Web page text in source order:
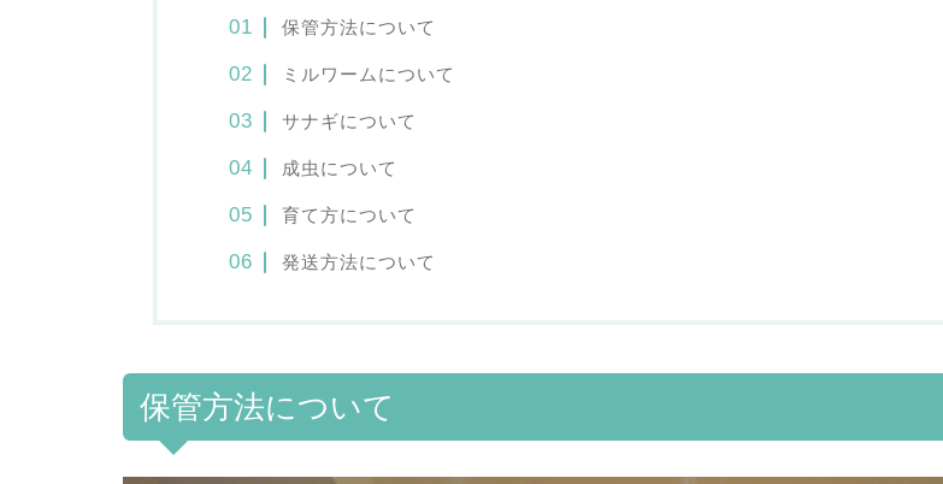
保管方法について
ミルワームについて
サナギについて
成虫について
育て方について
発送方法について
保管方法について